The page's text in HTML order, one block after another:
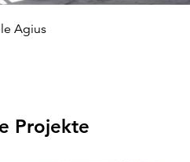
Agius
Projekte